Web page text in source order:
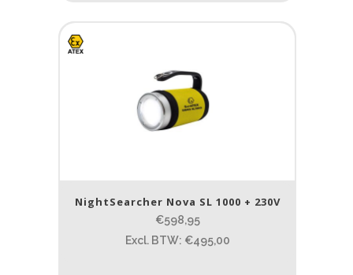
NightSearcher Nova SL 1000 + 230V
€598,95
Excl. BTW: €495,00